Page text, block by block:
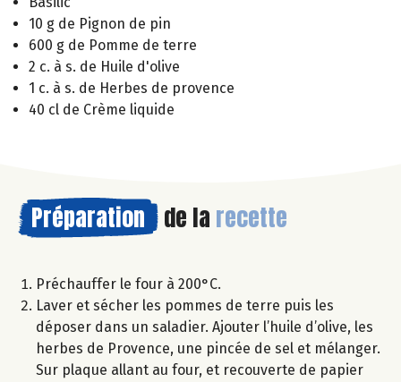
10 g de Pignon de pin
600 g de Pomme de terre
2 c. à s. de Huile d'olive
1 c. à s. de Herbes de provence
40 cl de Crème liquide
Préparation de la recette
Préchauffer le four à 200°C.
Laver et sécher les pommes de terre puis les
déposer dans un saladier. Ajouter l’huile d’olive, les
herbes de Provence, une pincée de sel et mélanger.
Sur plaque allant au four, et recouverte de papier